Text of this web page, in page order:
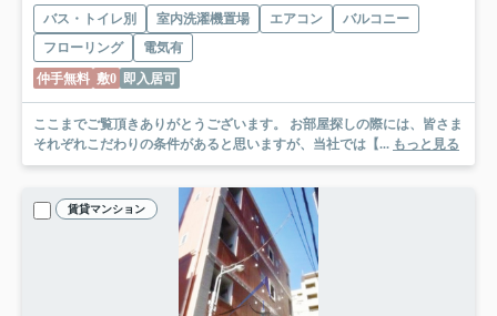
バス・トイレ別 室内洗濯機置場 エアコン
バルコニー
フローリング
電気有
仲手無料 敷0 即入居可
ここまでご覧頂きありがとうございます。 お部屋探しの際には、皆さま
それぞれこだわりの条件があると思いますが、当社では【... もっと見る
賃貸マンション